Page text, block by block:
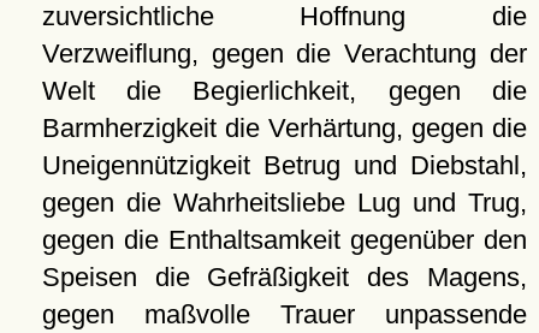
zuversichtliche Hoffnung die
Verzweiflung, gegen die Verachtung der
Welt die Begierlichkeit, gegen die
Barmherzigkeit die Verhärtung, gegen die
Uneigennützigkeit Betrug und Diebstahl,
gegen die Wahrheitsliebe Lug und Trug,
gegen die Enthaltsamkeit gegenüber den
Speisen die Gefräßigkeit des Magens,
gegen maßvolle Trauer unpassende